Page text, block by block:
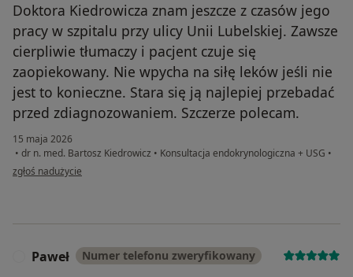
Doktora Kiedrowicza znam jeszcze z czasów jego
pracy w szpitalu przy ulicy Unii Lubelskiej. Zawsze
cierpliwie tłumaczy i pacjent czuje się
zaopiekowany. Nie wpycha na siłę leków jeśli nie
jest to konieczne. Stara się ją najlepiej przebadać
przed zdiagnozowaniem. Szczerze polecam.
15 maja 2026
• dr n. med. Bartosz Kiedrowicz • Konsultacja endokrynologiczna + USG •
w opinii użytkownika Mateusz
zgłoś nadużycie
Paweł Numer telefonu zweryfikowany